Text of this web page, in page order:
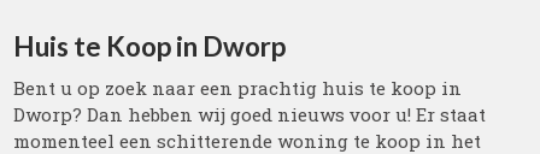
Huis te Koop in Dworp
Bent u op zoek naar een prachtig huis te koop in
Dworp? Dan hebben wij goed nieuws voor u! Er staat
momenteel een schitterende woning te koop in het